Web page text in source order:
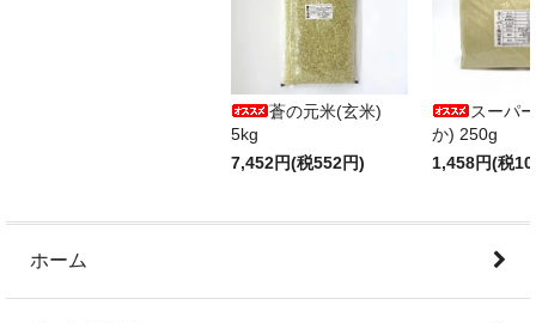
蒼の元米(玄米)
5kg
7,452円(税552円)
スーパ
か) 250g
1,458円(税
ホーム